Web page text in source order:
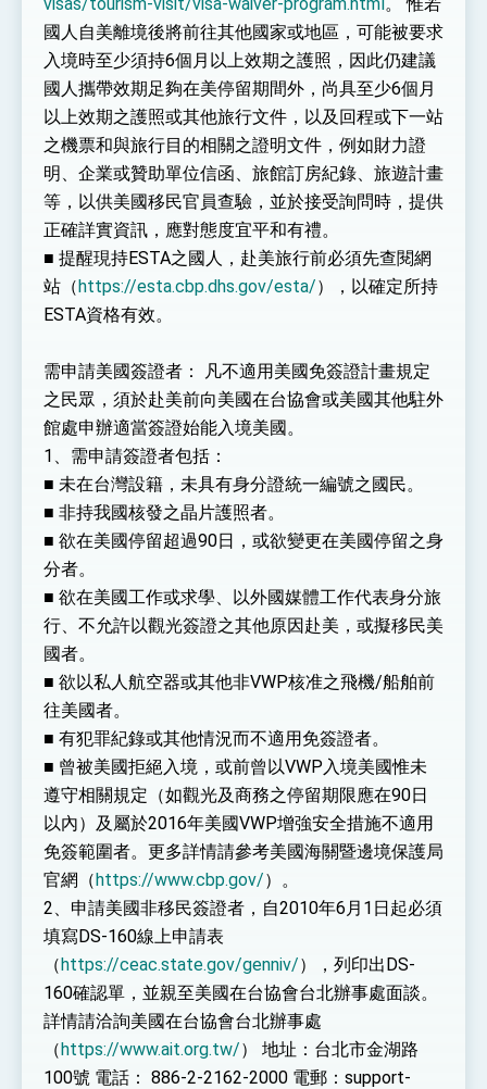
國人自美離境後將前往其他國家或地區，可能被要求
入境時至少須持6個月以上效期之護照，因此仍建議
國人攜帶效期足夠在美停留期間外，尚具至少6個月
以上效期之護照或其他旅行文件，以及回程或下一站
之機票和與旅行目的相關之證明文件，例如財力證
明、企業或贊助單位信函、旅館訂房紀錄、旅遊計畫
等，以供美國移民官員查驗，並於接受詢問時，提供
正確詳實資訊，應對態度宜平和有禮。
■ 提醒現持ESTA之國人，赴美旅行前必須先查閱網
站（https://esta.cbp.dhs.gov/esta/），以確定所持
ESTA資格有效。
需申請美國簽證者： 凡不適用美國免簽證計畫規定
之民眾，須於赴美前向美國在台協會或美國其他駐外
館處申辦適當簽證始能入境美國。
1、需申請簽證者包括：
■ 未在台灣設籍，未具有身分證統一編號之國民。
■ 非持我國核發之晶片護照者。
■ 欲在美國停留超過90日，或欲變更在美國停留之身
分者。
■ 欲在美國工作或求學、以外國媒體工作代表身分旅
行、不允許以觀光簽證之其他原因赴美，或擬移民美
國者。
■ 欲以私人航空器或其他非VWP核准之飛機/船舶前
往美國者。
■ 有犯罪紀錄或其他情況而不適用免簽證者。
■ 曾被美國拒絕入境，或前曾以VWP入境美國惟未
遵守相關規定（如觀光及商務之停留期限應在90日
以內）及屬於2016年美國VWP增強安全措施不適用
免簽範圍者。更多詳情請參考美國海關暨邊境保護局
官網（https://www.cbp.gov/）。
2、申請美國非移民簽證者，自2010年6月1日起必須
填寫DS-160線上申請表
（https://ceac.state.gov/genniv/），列印出DS-
160確認單，並親至美國在台協會台北辦事處面談。
詳情請洽詢美國在台協會台北辦事處
（https://www.ait.org.tw/） 地址：台北市金湖路
100號 電話： 886-2-2162-2000 電郵：support-